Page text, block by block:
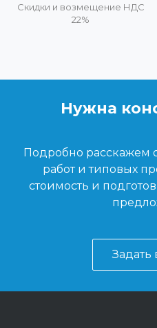
Скидки и возмещение НДС
22%
Нужна
Подробно расскажем
работ и типовых
стоимость и
Задать